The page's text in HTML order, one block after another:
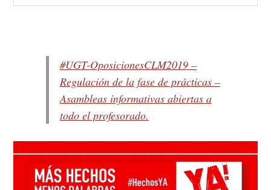
#UGT-OposicionesCLM2019 –
Regulación de la fase de prácticas –
Asambleas informativas abiertas a
todo el profesorado.